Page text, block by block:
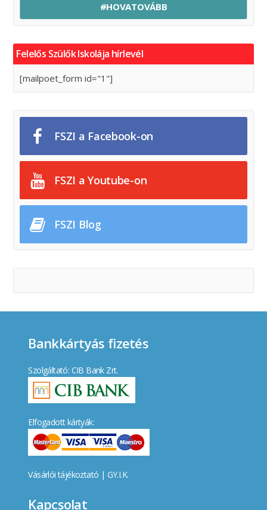
#HOVATOVÁBB
Felelős Szülők Iskolája hírlevél
[mailpoet_form id="1"]
FSZI a Facebook-on
FSZI a Youtube-on
FSZI Blog
Bankkártyás fizetés
Szolgáltató: CIB Bank Zrt.
Elfogadott kártyák:
Vásárlói tájékoztató | GY.I.K.
Kapcsolat